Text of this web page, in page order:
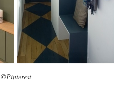
©Pinterest